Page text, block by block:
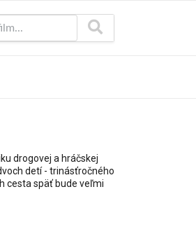
drogovej a hráčskej
detí - trinásťročného
cesta späť bude veľmi